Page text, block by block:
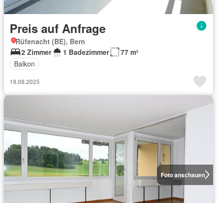
Preis auf Anfrage
Rüfenacht (BE), Bern
2 Zimmer
1 Badezimmer
77 m²
Balkon
19.08.2025
Foto anschauen